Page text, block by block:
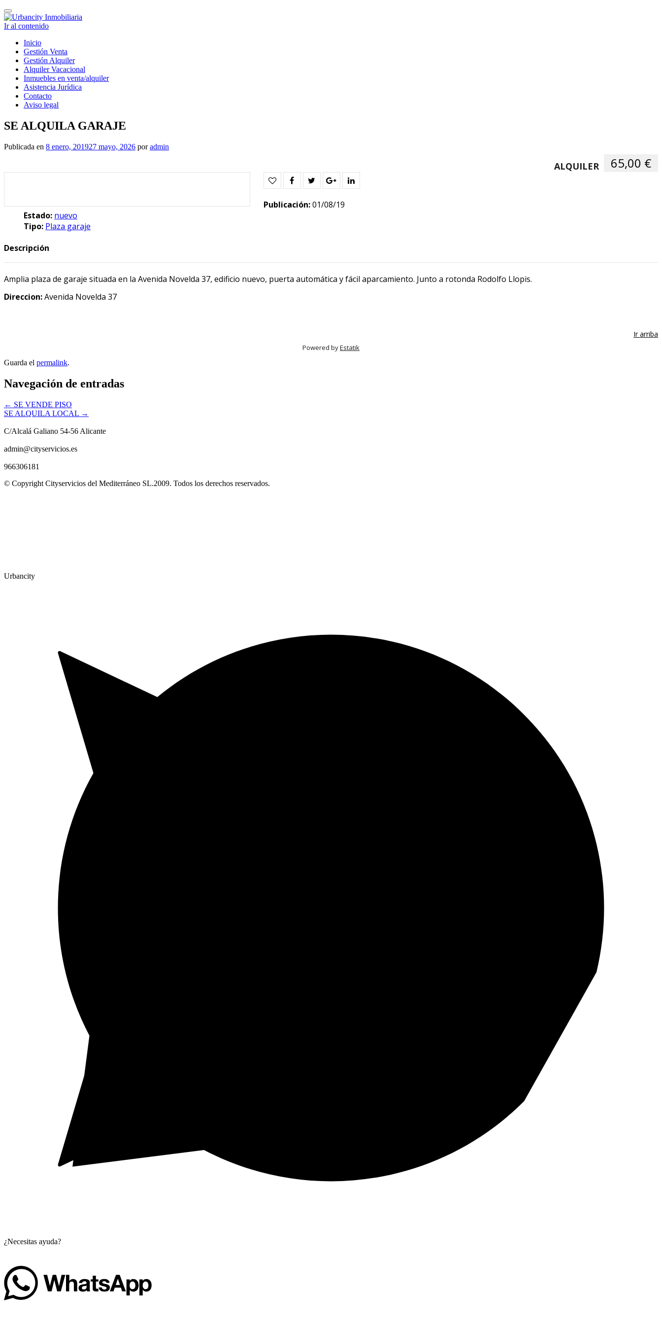
Cambiar
navegación
Ir al contenido
Inicio
Gestión Venta
Gestión Alquiler
Alquiler Vacacional
Inmuebles en venta/alquiler
Asistencia Jurídica
Contacto
Aviso legal
SE ALQUILA GARAJE
Publicada en 8 enero, 201927 mayo, 2026 poradmin
ALQUILER 65,00 €
Publicación:01/08/19
Estado: nuevo
Tipo: Plaza garaje
Descripción
Amplia plaza de garaje situada en la Avenida Novelda 37, edificio nuevo, puerta automática y fácil aparcamiento. Junto a rotonda Rodolfo Llopis.
Direccion:Avenida Novelda 37
Ir arriba
Powered byEstatik
Guarda el permalink.
Navegación de entradas
← SE VENDE PISO
SE ALQUILA LOCAL →
C/Alcalá Galiano 54-56 Alicante
admin@cityservicios.es
966306181
© Copyright Cityservicios del Mediterráneo SL.2009. Todos los derechos reservados.
Urbancity
¿Necesitas ayuda?